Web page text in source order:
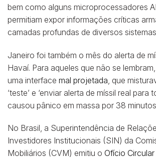
bem como alguns microprocessadores
permitiam expor informações críticas
camadas profundas de diversos
Janeiro foi também o mês do alerta de
Havaí. Para aqueles que não se lembram,
uma interface mal projetada , que
‘teste’ e ‘enviar alerta de míssil real para
causou pânico em massa por 38
No Brasil, a Superintendência de
Investidores Institucionais (SIN) da
Mobiliários (CVM) emitiu o Ofício